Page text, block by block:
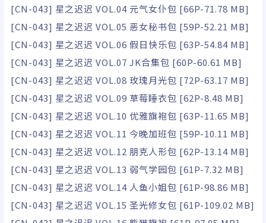
[CN-043] 星之迟迟 VOL.04 元气女仆包 [66P-71.78 MB]
[CN-043] 星之迟迟 VOL.05 恶女秘书包 [59P-52.21 MB]
[CN-043] 星之迟迟 VOL.06 假日快乐包 [63P-54.84 MB]
[CN-043] 星之迟迟 VOL.07 JK合集包 [60P-60.61 MB]
[CN-043] 星之迟迟 VOL.08 玫瑰月光包 [72P-63.17 MB]
[CN-043] 星之迟迟 VOL.09 草莓睡衣包 [62P-8.48 MB]
[CN-043] 星之迟迟 VOL.10 优雅旗袍包 [63P-11.65 MB]
[CN-043] 星之迟迟 VOL.11 今晚加班包 [59P-10.11 MB]
[CN-043] 星之迟迟 VOL.12 朋克人形包 [62P-13.14 MB]
[CN-043] 星之迟迟 VOL.13 弱气学园包 [61P-7.32 MB]
[CN-043] 星之迟迟 VOL.14 人鱼小姐包 [61P-98.86 MB]
[CN-043] 星之迟迟 VOL.15 圣光修女包 [61P-109.02 MB]